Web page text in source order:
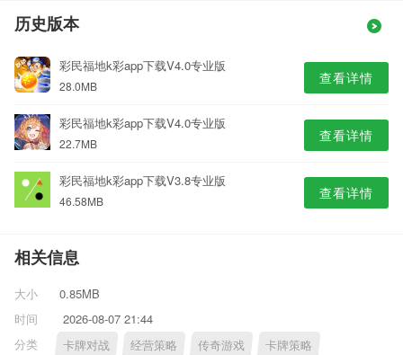
历史版本
彩民福地k彩app下载V4.0专业版
28.0MB 查看详情
彩民福地k彩app下载V4.0专业版
22.7MB 查看详情
彩民福地k彩app下载V3.8专业版
46.58MB 查看详情
相关信息
大小
0.85MB
时间
2026-08-07 21:44
分类
卡牌对战 经营策略 传奇游戏 卡牌策略